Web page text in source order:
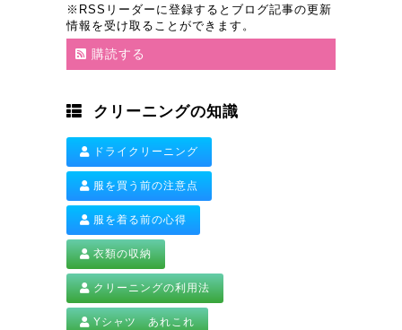
※RSSリーダーに登録するとブログ記事の更新
情報を受け取ることができます。
購読する
クリーニングの知識
ドライクリーニング
服を買う前の注意点
服を着る前の心得
衣類の収納
クリーニングの利用法
Yシャツ あれこれ